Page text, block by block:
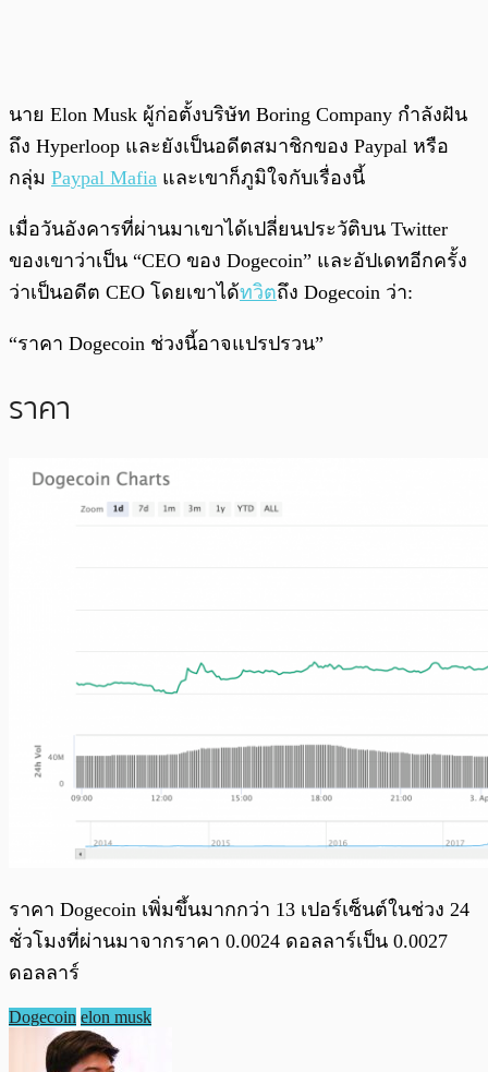
นาย Elon Musk ผู้ก่อตั้งบริษัท Boring Company กำลังฝัน
ถึง Hyperloop และยังเป็นอดีตสมาชิกของ Paypal หรือ
กลุ่ม Paypal Mafia และเขาก็ภูมิใจกับเรื่องนี้
เมื่อวันอังคารที่ผ่านมาเขาได้เปลี่ยนประวัติบน Twitter
ของเขาว่าเป็น “CEO ของ Dogecoin” และอัปเดทอีกครั้ง
ว่าเป็นอดีต CEO โดยเขาได้ทวิตถึง Dogecoin ว่า:
“ราคา Dogecoin ช่วงนี้อาจแปรปรวน”
ราคา
ราคา Dogecoin เพิ่มขึ้นมากกว่า 13 เปอร์เซ็นต์ในช่วง 24
ชั่วโมงที่ผ่านมาจากราคา 0.0024 ดอลลาร์เป็น 0.0027
ดอลลาร์
Dogecoin elon musk